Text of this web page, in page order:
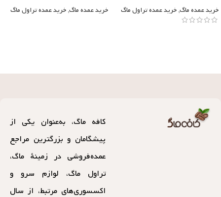
خرید عمده ماگ,خرید عمده تراول ماگ
خرید عمده ماگ,خرید عمده تراول ماگ
کافه ماگ، به‌عنوان یکی از
پیشگامان و بزرگترین مراجع
عمده‌فروشی در زمینهٔ ماگ،
تراول ماگ، لوازم سرو و
اکسسوری‌های مرتبط، از سال